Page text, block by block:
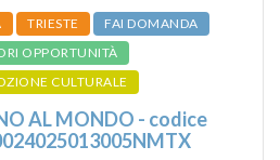
TRIESTE
FAI DOMANDA
OPPORTUNITÀ
CULTURALE
AL MONDO - codice